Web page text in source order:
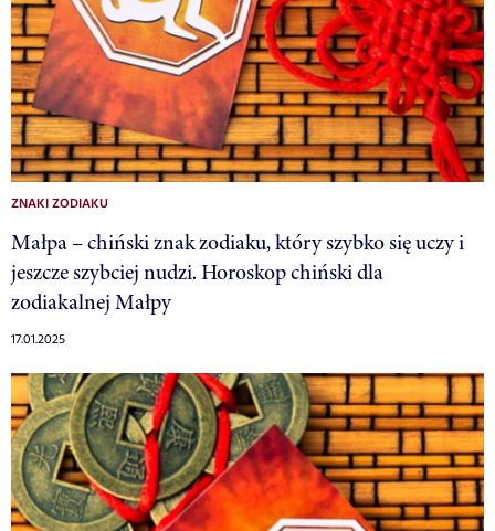
ZNAKI ZODIAKU
Małpa – chiński znak zodiaku, który szybko się uczy i
jeszcze szybciej nudzi. Horoskop chiński dla
zodiakalnej Małpy
17.01.2025